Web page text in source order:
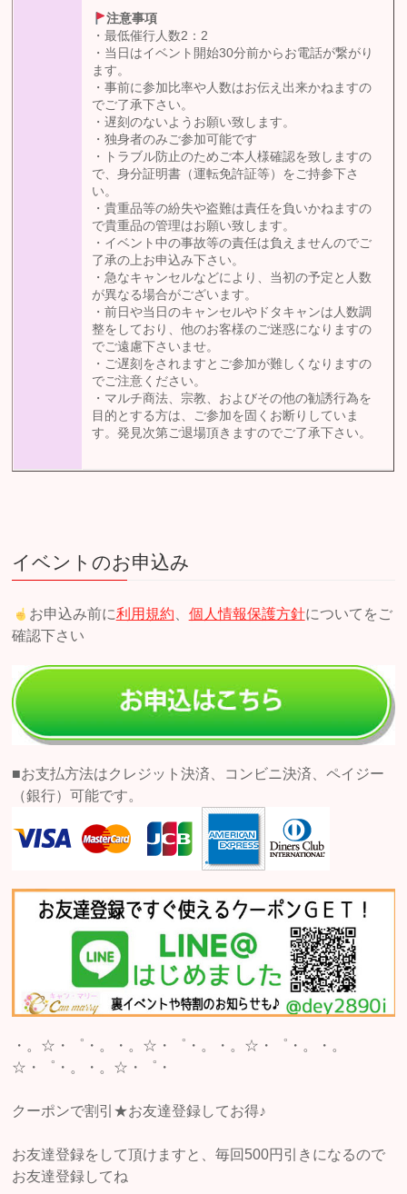
注意事項
・最低催行人数2：2
・当日はイベント開始30分前からお電話が繋がり
ます。
・事前に参加比率や人数はお伝え出来かねますの
でご了承下さい。
・遅刻のないようお願い致します。
・独身者のみご参加可能です
・トラブル防止のためご本人様確認を致しますの
で、身分証明書（運転免許証等）をご持参下さ
い。
・貴重品等の紛失や盗難は責任を負いかねますの
で貴重品の管理はお願い致します。
・イベント中の事故等の責任は負えませんのでご
了承の上お申込み下さい。
・急なキャンセルなどにより、当初の予定と人数
が異なる場合がございます。
・前日や当日のキャンセルやドタキャンは人数調
整をしており、他のお客様のご迷惑になりますの
でご遠慮下さいませ。
・ご遅刻をされますとご参加が難しくなりますの
でご注意ください。
・マルチ商法、宗教、およびその他の勧誘行為を
目的とする方は、ご参加を固くお断りしていま
す。発見次第ご退場頂きますのでご了承下さい。
イベントのお申込み
お申込み前に利用規約 個人情報保護方針についてをご
確認下さい
■お支払方法はクレジット決済、コンビニ決済、ペイジー
（銀行）可能です。
・。☆・゜・。・。☆・゜・。・。☆・゜・。・。
☆・゜・。・。☆・゜・
クーポンで割引★お友達登録してお得♪
お友達登録をして頂けますと、毎回500円引きになるので
お友達登録してね